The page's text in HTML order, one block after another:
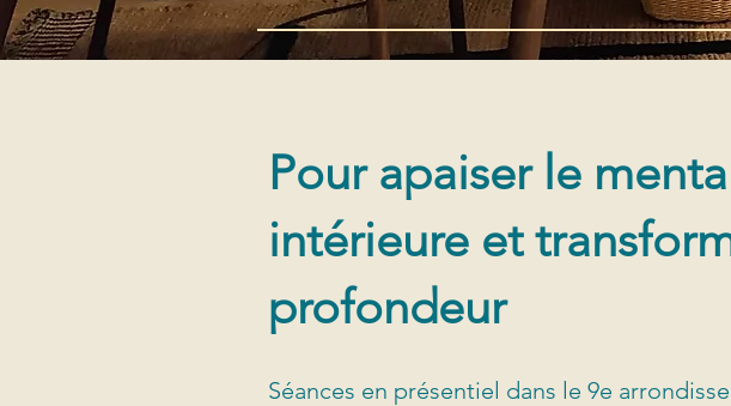
Pour apaiser le
intérieure et
profondeur
Séances en présentiel dans le 9e